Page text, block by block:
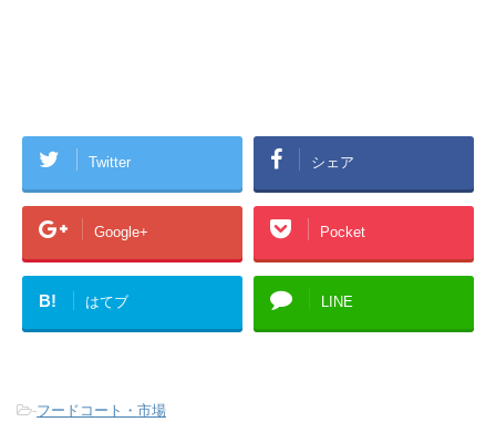
Twitter シェア
Google+ Pocket
B! はてブ LINE
-フードコート・市場